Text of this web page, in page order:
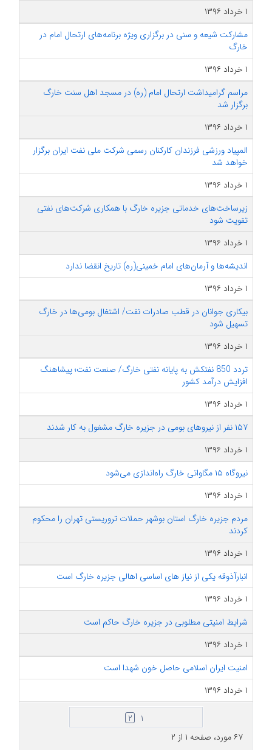
۱ خرداد ۱۳۹۶
مشارکت شیعه و سنی در برگزاری ویژه برنامه‌های ارتحال امام در
خارگ
۱ خرداد ۱۳۹۶
مراسم گرامیداشت ارتحال امام (ره) در مسجد اهل سنت خارگ
برگزار شد
۱ خرداد ۱۳۹۶
المپیاد ورزشی فرزندان کارکنان رسمی شرکت ملی نفت ایران برگزار
خواهد شد
۱ خرداد ۱۳۹۶
زیرساخت‌های خدماتی جزیره خارگ با همکاری شرکت‌های نفتی
تقویت شود
۱ خرداد ۱۳۹۶
اندیشه‌ها و آرمان‌های امام خمینی(ره) تاریخ انقضا ندارد
۱ خرداد ۱۳۹۶
بیکاری جوانان در قطب صادرات نفت/ اشتغال بومی‌ها در خارگ
تسهیل شود
۱ خرداد ۱۳۹۶
تردد 850 نفتکش به پایانه نفتی خارگ/ صنعت نفت؛ ‌پیشاهنگ
افزایش درآمد کشور
۱ خرداد ۱۳۹۶
۱۵۷ نفر از نیروهای بومی در جزیره خارگ مشغول به کار شدند
۱ خرداد ۱۳۹۶
نیروگاه ۱۵ مگاواتی خارگ راه‌اندازی می‌شود
۱ خرداد ۱۳۹۶
مردم جزیره خارگ استان بوشهر حملات تروریستی تهران را محکوم
کردند
۱ خرداد ۱۳۹۶
انبارآذوقه یکی از نیاز های اساسی اهالی جزیره خارگ است
۱ خرداد ۱۳۹۶
شرایط امنیتی مطلوبی در جزیره خارگ حاکم است
۱ خرداد ۱۳۹۶
امنیت ایران اسلامی حاصل خون شهدا است
۱ خرداد ۱۳۹۶
۱
۲
۶۷ مورد، صفحه ۱ از ۲